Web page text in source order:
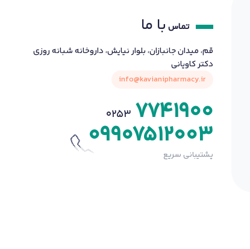
تماس با ما
قم، میدان جانبازان، بلوار نیایش، داروخانه شبانه روزی
دکتر کاویانی
info@kavianipharmacy.ir
0253 7741900
09907512003
پشتیبانی سریع